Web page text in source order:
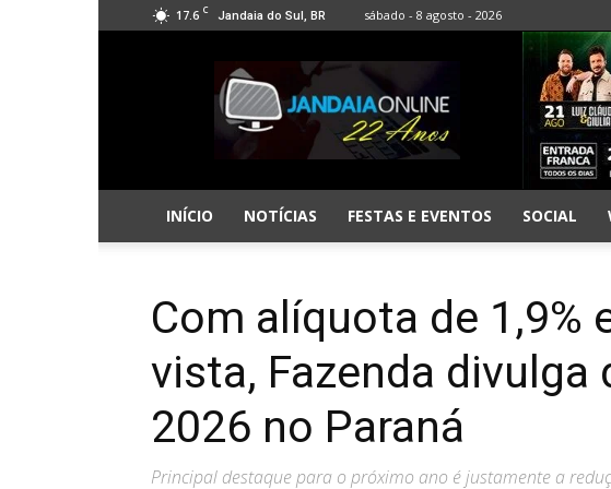
17.6 C Jandaia do Sul, BR sábado - 8 agosto - 2026
Jandaia
Online
INÍCIO NOTÍCIAS FESTAS E EVENTOS SOCIAL
Com alíquota de 1,9%
vista, Fazenda divulga
2026 no Paraná
Principal destaque para o próximo ano é justamente a